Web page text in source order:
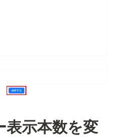
表示本数を変